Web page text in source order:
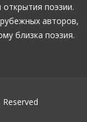
поэзии.
авторов,
близка поэзия.
Reserved